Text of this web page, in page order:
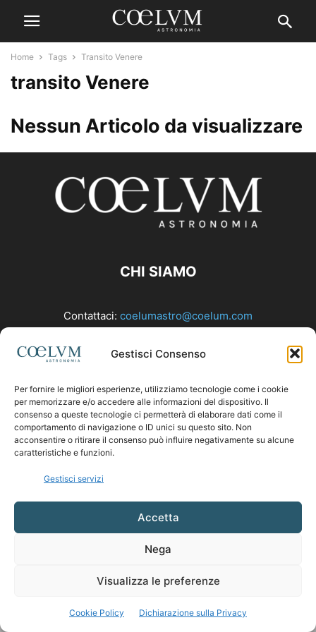
Gestisci Consenso
Per fornire le migliori esperienze, utilizziamo tecnologie come i cookie
per memorizzare e/o accedere alle informazioni del dispositivo. Il
consenso a queste tecnologie ci permetterà di elaborare dati come il
comportamento di navigazione o ID unici su questo sito. Non
acconsentire o ritirare il consenso può influire negativamente su alcune
caratteristiche e funzioni.
Gestisci servizi
Accetta
Nega
Visualizza le preferenze
Cookie Policy Dichiarazione sulla Privacy
Home Tags Transito Venere
transito Venere
Nessun Articolo da visualizzare
CHI SIAMO
Contattaci: coelumastro@coelum.com
SEGUICI